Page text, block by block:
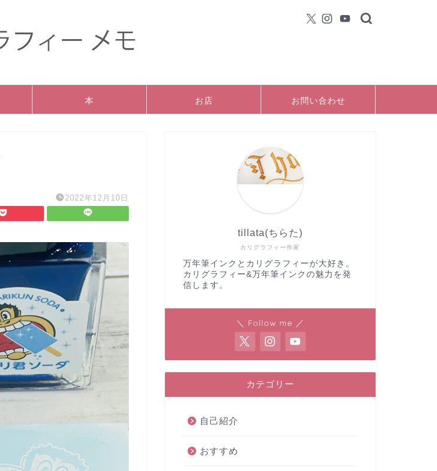
本 お店 お問い合わせ
2022年12月10日
カリグラフィー作家
tillata(ちらた)
万年筆インクとカリグラフィーが大好き。
カリグラフィー&万年筆インクの魅力を発
信します。
＼ Follow me ／
カテゴリー
自己紹介
おすすめ